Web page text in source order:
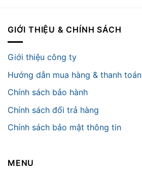
GIỚI THIỆU & CHÍNH SÁCH
Giới thiệu công ty
Hướng dẫn mua hàng & thanh toán
Chính sách bảo hành
Chính sách đổi trả hàng
Chính sách bảo mật thông tin
MENU